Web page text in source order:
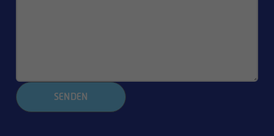
SENDEN